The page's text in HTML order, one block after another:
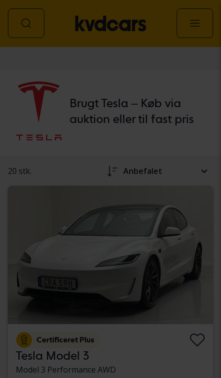
Brugt Tesla – Køb via
auktion eller til fast pris
20 stk. Anbefalet
Certificeret Plus
Tesla Model 3
Model 3 Performance AWD